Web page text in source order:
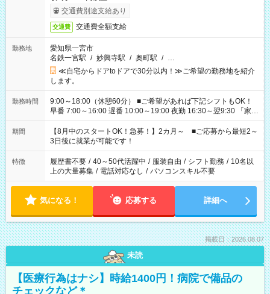
交通費別途支給あり
交通費 交通費全額支給
勤務地
愛知県一宮市
名鉄一宮駅 / 妙興寺駅 / 奥町駅 / …
≪自宅からドアtoドアで30分以内！≫ご希望の勤務地を紹介
します。
勤務時間
9:00～18:00（休憩60分） ■ご希望があれば下記シフトもOK！
早番 7:00～16:00 遅番 10:00～19:00 夜勤 16:30～翌9:30 「家族
と休みを合わせたい」 「余裕を持って夕飯の準備がしたい」
「できれば残業はしたくない」 など、ご希望を教えてください
ね。 ※Wワーク希望の方へ 今ご覧のお仕事で希望する勤務時間
と、もう1つのお仕事の勤務時間。 合計で週40時間を超える場
合は応募できません。
期間
【8月中のスタートOK！急募！】2カ月～ ■ご応募から最短2～
3日後に就業が可能です！
特徴 履歴書不要 / 40～50代活躍中 / 服装自由 / シフト勤務 / 10名以
上の大量募集 / 電話対応なし / パソコンスキル不要
気になる！ 応募する 詳細へ
掲載日：2026.08.07
未読
【医療行為はナシ】時給1400円！病院で備品の
チェックなど＊